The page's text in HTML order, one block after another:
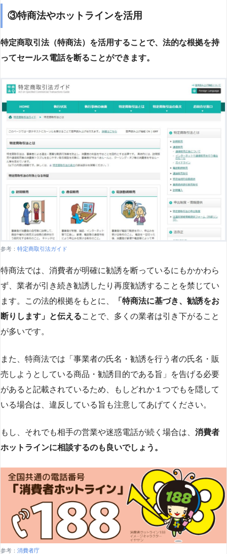
③特商法やホットラインを活用
特定商取引法（特商法）を活用することで、法的な根拠を持
ってセールス電話を断ることができます。
参考： 特定商取引法ガイド
特商法では、消費者が明確に勧誘を断っているにもかかわら
ず、業者が引き続き勧誘したり再度勧誘することを禁じてい
ます。この法的根拠をもとに、
「特商法に基づき、勧誘をお
断りします」と伝えることで、多くの業者は引き下がること
が多いです​​。
また、特商法では「事業者の氏名・勧誘を行う者の氏名・販
売しようとしている商品・勧誘目的である旨」を告げる必要
があると記載されているため、もしどれか１つでもを隠して
いる場合は、違反している旨も注意してあげてください。
もし、それでも相手の営業や迷惑電話が続く場合は、 消費者
ホットラインに相談するのも良いでしょう。
参考： 消費者庁